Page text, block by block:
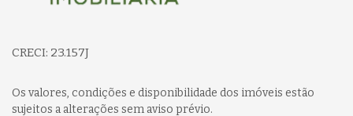
CRECI: 23.157J
Os valores, condições e disponibilidade dos imóveis estão
sujeitos a alterações sem aviso prévio.